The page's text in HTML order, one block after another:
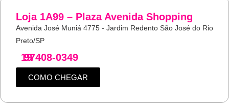
Loja 1A99 – Plaza Avenida Shopping
Avenida José Muniá 4775 - Jardim Redento São José do Rio
Preto/SP
19
97408-0349
COMO CHEGAR